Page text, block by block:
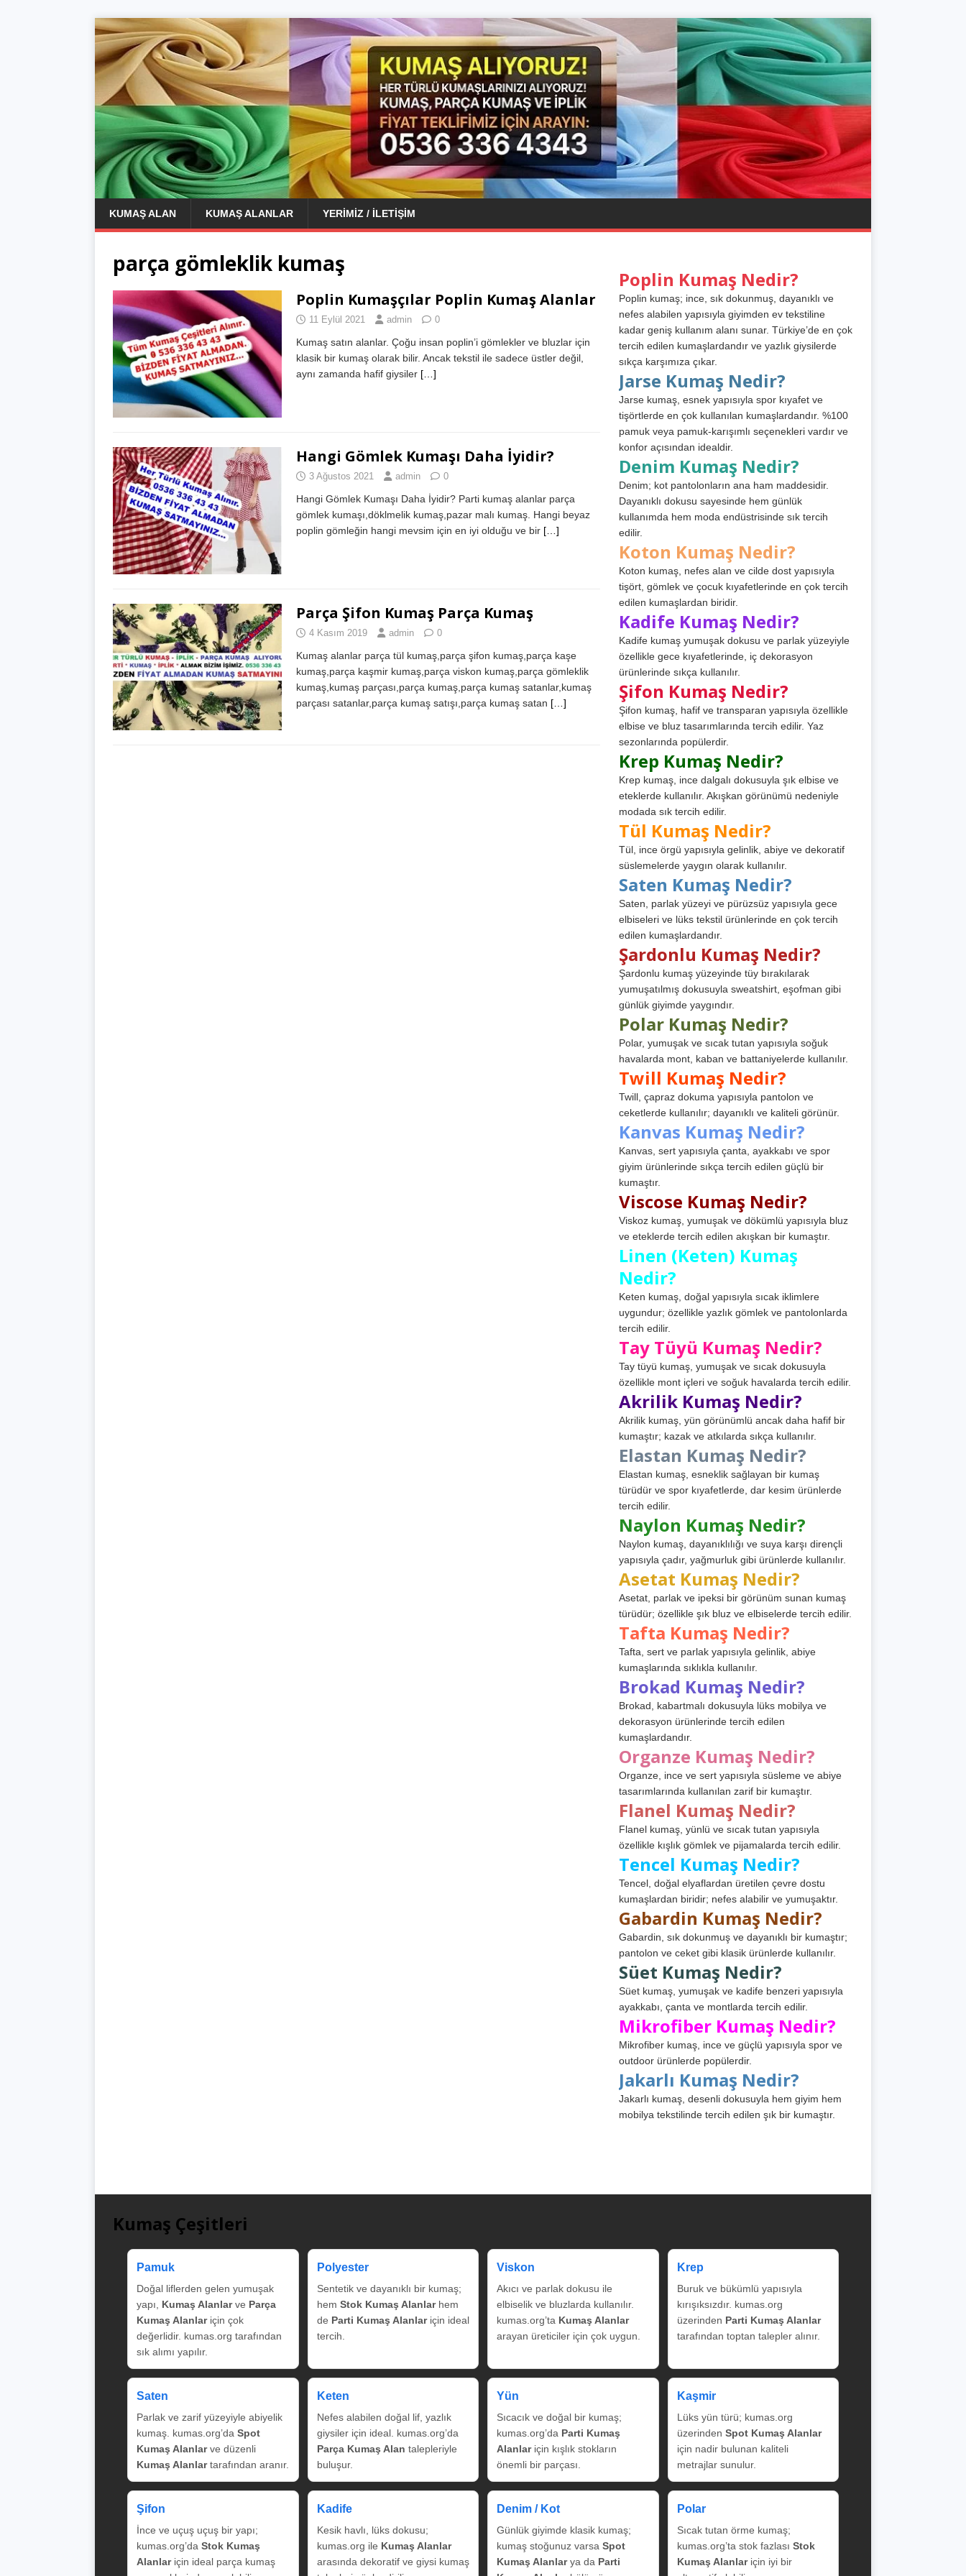
KUMAŞ ALAN KUMAŞ ALANLAR YERIMIZ / İLETIŞIM
parça gömleklik kumaş
Poplin Kumaşçılar Poplin Kumaş Alanlar
11 Eylül 2021 admin 0
Kumaş satın alanlar. Çoğu insan poplin’i gömlekler ve bluzlar için
klasik bir kumaş olarak bilir. Ancak tekstil ile sadece üstler değil,
aynı zamanda hafif giysiler […]
Hangi Gömlek Kumaşı Daha İyidir?
3 Ağustos 2021 admin 0
Hangi Gömlek Kumaşı Daha İyidir? Parti kumaş alanlar parça
gömlek kumaşı,döklmelik kumaş,pazar malı kumaş. Hangi beyaz
poplin gömleğin hangi mevsim için en iyi olduğu ve bir […]
Parça Şifon Kumaş Parça Kumaş
4 Kasım 2019 admin 0
Kumaş alanlar parça tül kumaş,parça şifon kumaş,parça kaşe
kumaş,parça kaşmir kumaş,parça viskon kumaş,parça gömleklik
kumaş,kumaş parçası,parça kumaş,parça kumaş satanlar,kumaş
parçası satanlar,parça kumaş satışı,parça kumaş satan […]
Poplin Kumaş Nedir?
Poplin kumaş; ince, sık dokunmuş, dayanıklı ve
nefes alabilen yapısıyla giyimden ev tekstiline
kadar geniş kullanım alanı sunar. Türkiye’de en çok
tercih edilen kumaşlardandır ve yazlık giysilerde
sıkça karşımıza çıkar.
Jarse Kumaş Nedir?
Jarse kumaş, esnek yapısıyla spor kıyafet ve
tişörtlerde en çok kullanılan kumaşlardandır. %100
pamuk veya pamuk-karışımlı seçenekleri vardır ve
konfor açısından idealdir.
Denim Kumaş Nedir?
Denim; kot pantolonların ana ham maddesidir.
Dayanıklı dokusu sayesinde hem günlük
kullanımda hem moda endüstrisinde sık tercih
edilir.
Koton Kumaş Nedir?
Koton kumaş, nefes alan ve cilde dost yapısıyla
tişört, gömlek ve çocuk kıyafetlerinde en çok tercih
edilen kumaşlardan biridir.
Kadife Kumaş Nedir?
Kadife kumaş yumuşak dokusu ve parlak yüzeyiyle
özellikle gece kıyafetlerinde, iç dekorasyon
ürünlerinde sıkça kullanılır.
Şifon Kumaş Nedir?
Şifon kumaş, hafif ve transparan yapısıyla özellikle
elbise ve bluz tasarımlarında tercih edilir. Yaz
sezonlarında popülerdir.
Krep Kumaş Nedir?
Krep kumaş, ince dalgalı dokusuyla şık elbise ve
eteklerde kullanılır. Akışkan görünümü nedeniyle
modada sık tercih edilir.
Tül Kumaş Nedir?
Tül, ince örgü yapısıyla gelinlik, abiye ve dekoratif
süslemelerde yaygın olarak kullanılır.
Saten Kumaş Nedir?
Saten, parlak yüzeyi ve pürüzsüz yapısıyla gece
elbiseleri ve lüks tekstil ürünlerinde en çok tercih
edilen kumaşlardandır.
Şardonlu Kumaş Nedir?
Şardonlu kumaş yüzeyinde tüy bırakılarak
yumuşatılmış dokusuyla sweatshirt, eşofman gibi
günlük giyimde yaygındır.
Polar Kumaş Nedir?
Polar, yumuşak ve sıcak tutan yapısıyla soğuk
havalarda mont, kaban ve battaniyelerde kullanılır.
Twill Kumaş Nedir?
Twill, çapraz dokuma yapısıyla pantolon ve
ceketlerde kullanılır; dayanıklı ve kaliteli görünür.
Kanvas Kumaş Nedir?
Kanvas, sert yapısıyla çanta, ayakkabı ve spor
giyim ürünlerinde sıkça tercih edilen güçlü bir
kumaştır.
Viscose Kumaş Nedir?
Viskoz kumaş, yumuşak ve dökümlü yapısıyla bluz
ve eteklerde tercih edilen akışkan bir kumaştır.
Linen (Keten) Kumaş
Nedir?
Keten kumaş, doğal yapısıyla sıcak iklimlere
uygundur; özellikle yazlık gömlek ve pantolonlarda
tercih edilir.
Tay Tüyü Kumaş Nedir?
Tay tüyü kumaş, yumuşak ve sıcak dokusuyla
özellikle mont içleri ve soğuk havalarda tercih edilir.
Akrilik Kumaş Nedir?
Akrilik kumaş, yün görünümlü ancak daha hafif bir
kumaştır; kazak ve atkılarda sıkça kullanılır.
Elastan Kumaş Nedir?
Elastan kumaş, esneklik sağlayan bir kumaş
türüdür ve spor kıyafetlerde, dar kesim ürünlerde
tercih edilir.
Naylon Kumaş Nedir?
Naylon kumaş, dayanıklılığı ve suya karşı dirençli
yapısıyla çadır, yağmurluk gibi ürünlerde kullanılır.
Asetat Kumaş Nedir?
Asetat, parlak ve ipeksi bir görünüm sunan kumaş
türüdür; özellikle şık bluz ve elbiselerde tercih edilir.
Tafta Kumaş Nedir?
Tafta, sert ve parlak yapısıyla gelinlik, abiye
kumaşlarında sıklıkla kullanılır.
Brokad Kumaş Nedir?
Brokad, kabartmalı dokusuyla lüks mobilya ve
dekorasyon ürünlerinde tercih edilen
kumaşlardandır.
Organze Kumaş Nedir?
Organze, ince ve sert yapısıyla süsleme ve abiye
tasarımlarında kullanılan zarif bir kumaştır.
Flanel Kumaş Nedir?
Flanel kumaş, yünlü ve sıcak tutan yapısıyla
özellikle kışlık gömlek ve pijamalarda tercih edilir.
Tencel Kumaş Nedir?
Tencel, doğal elyaflardan üretilen çevre dostu
kumaşlardan biridir; nefes alabilir ve yumuşaktır.
Gabardin Kumaş Nedir?
Gabardin, sık dokunmuş ve dayanıklı bir kumaştır;
pantolon ve ceket gibi klasik ürünlerde kullanılır.
Süet Kumaş Nedir?
Süet kumaş, yumuşak ve kadife benzeri yapısıyla
ayakkabı, çanta ve montlarda tercih edilir.
Mikrofiber Kumaş Nedir?
Mikrofiber kumaş, ince ve güçlü yapısıyla spor ve
outdoor ürünlerde popülerdir.
Jakarlı Kumaş Nedir?
Jakarlı kumaş, desenli dokusuyla hem giyim hem
mobilya tekstilinde tercih edilen şık bir kumaştır.
Kumaş Çeşitleri
Pamuk
Doğal liflerden gelen yumuşak
yapı, Kumaş Alanlarve Parça
Kumaş Alanlariçin çok
değerlidir. kumas.org tarafından
sık alımı yapılır.
Polyester
Sentetik ve dayanıklı bir kumaş;
hem Stok Kumaş Alanlarhem
de Parti Kumaş Alanlariçin ideal
tercih.
Viskon
Akıcı ve parlak dokusu ile
elbiselik ve bluzlarda kullanılır.
kumas.org’ta Kumaş Alanlar
arayan üreticiler için çok uygun.
Krep
Buruk ve bükümlü yapısıyla
kırışıksızdır. kumas.org
üzerinden Parti Kumaş Alanlar
tarafından toptan talepler alınır.
Saten
Parlak ve zarif yüzeyiyle abiyelik
kumaş. kumas.org’da Spot
Kumaş Alanlarve düzenli
Kumaş Alanlartarafından aranır.
Keten
Nefes alabilen doğal lif, yazlık
giysiler için ideal. kumas.org’da
Parça Kumaş Alan talepleriyle
buluşur.
Yün
Sıcacık ve doğal bir kumaş;
kumas.org’da Parti Kumaş
Alanlariçin kışlık stokların
önemli bir parçası.
Kaşmir
Lüks yün türü; kumas.org
üzerinden Spot Kumaş Alanlar
için nadir bulunan kaliteli
metrajlar sunulur.
Şifon
İnce ve uçuş uçuş bir yapı;
kumas.org’da Stok Kumaş
Alanlariçin ideal parça kumaş
Kadife
Kesik havlı, lüks dokusu;
kumas.org ile Kumaş Alanlar
arasında dekoratif ve giysi kumaş
Denim / Kot
Günlük giyimde klasik kumaş;
kumaş stoğunuz varsa Spot
Kumaş Alanlarya da Parti
Polar
Sıcak tutan örme kumaş;
kumas.org’ta stok fazlası Stok
Kumaş Alanlariçin iyi bir